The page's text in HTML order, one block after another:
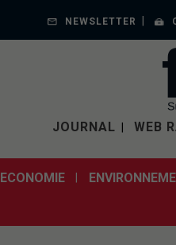
NEWSLETTER
JOURNAL WEB
ECONOMIE